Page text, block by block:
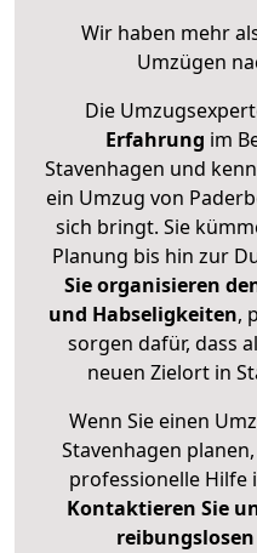
Wir haben mehr
Umzügen
Die
Erfahrung im
Stavenhagen und
ein Umzug von
sich bringt. Sie
Planung bis hin zur
Sie organisieren
und Habseligkeiten,
sorgen dafür, dass
neuen Zielort in
Wenn Sie einen
Stavenhagen
professionelle Hilfe
Kontaktieren Sie